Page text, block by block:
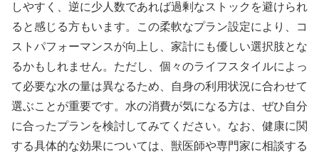
しやすく、逆に少人数であれば過剰なストックを避けられ
ると感じる方もいます。この柔軟なプラン設定により、コ
ストパフォーマンスが向上し、家計にも優しい選択肢とな
るかもしれません。ただし、個々のライフスタイルによっ
て必要な水の量は異なるため、自身の利用状況に合わせて
選ぶことが重要です。水の消費が気になる方は、ぜひ自分
に合ったプランを検討してみてください。なお、健康に関
する具体的な効果については、獣医師や専門家に相談する